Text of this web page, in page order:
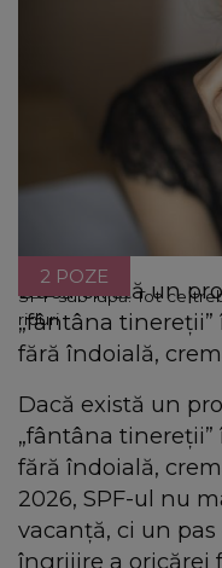
SPF sub lupă: Tot ce
riduri
2 POZE
Dacă există un
„fântâna
fără îndoială,
Dacă există un
„fântâna
fără îndoială,
2026, SPF-ul nu
vacanță, ci un
îngrijire a oricărei